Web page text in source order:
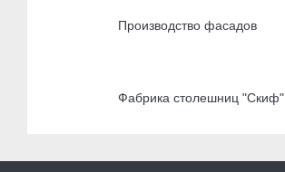
Производство фасадов
Фабрика столешниц "Скиф"